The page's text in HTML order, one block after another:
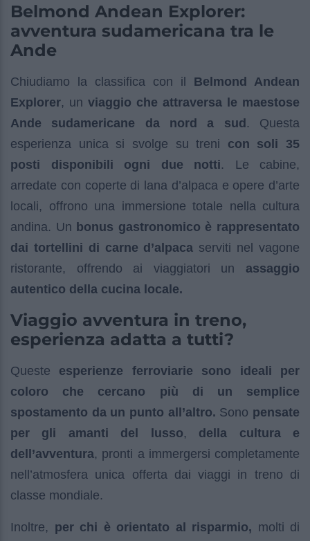
Belmond Andean Explorer:
avventura sudamericana tra le
Ande
Chiudiamo la classifica con il Belmond Andean
Explorer, un viaggio che attraversa le maestose
Ande sudamericane da nord a sud . Questa
esperienza unica si svolge su treni con soli 35
posti disponibili ogni due notti. Le cabine,
arredate con coperte di lana d’alpaca e opere d’arte
locali, offrono una immersione totale nella cultura
andina. Un bonus gastronomico è rappresentato
dai tortellini di carne d’alpaca serviti nel vagone
ristorante, offrendo ai viaggiatori un assaggio
autentico della cucina locale.
Viaggio avventura in treno,
esperienza adatta a tutti?
Queste esperienze ferroviarie sono ideali per
coloro che cercano più di un semplice
spostamento da un punto all’altro. Sono pensate
per gli amanti del lusso, della cultura e
dell’avventura, pronti a immergersi completamente
nell’atmosfera unica offerta dai viaggi in treno di
classe mondiale.
Inoltre, per chi è orientato al risparmio, molti di